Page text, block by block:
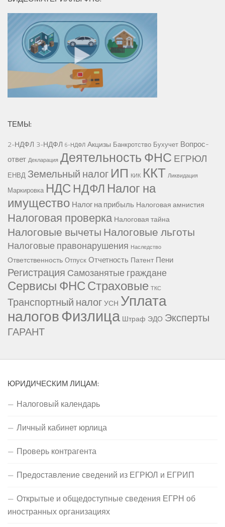
ТЕМЫ:
2-НДФЛ 3-НДФЛ 6-НДФЛ Акцизы Банкротство Бухучет Вопрос-
ответ Декларация Деятельность ФНС ЕГРЮЛ
ЕНВД Земельный налог ИП КИК ККТ Ликвидация
Маркировка НДС НДФЛ Налог на
имущество Налог на прибыль Налоговая амнистия
Налоговая проверка Налоговая тайна
Налоговые вычетыНалоговые льготы
Налоговые правонарушения Наследство
Ответственность Отпуск Отчетность Патент Пени
Регистрация Самозанятые граждане
Сервисы ФНССтраховые ТКС
Транспортный налогУСН Уплата
налоговФизлица Штраф ЭДО Эксперты
ГАРАНТ
ЮРИДИЧЕСКИМ ЛИЦАМ:
Налоговый календарь
Личный кабинет юрлица
Проверь контрагента
Предоставление сведений из ЕГРЮЛ и ЕГРИП
Открытые и общедоступные сведения ЕГРН об
иностранных организациях